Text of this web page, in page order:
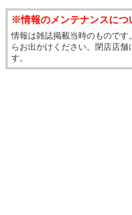
※情報のメンテナンスにつ
情報は雑誌掲載当時のもので
らお出かけください。閉店店
す。